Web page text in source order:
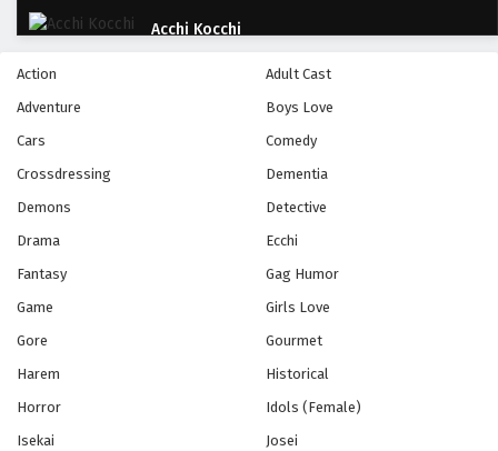
Acchi Kocchi
Eps - October 28, 2024
A.I.C.O. : Incarnation
Eps - October 28, 2024
Action Heroine Cheer Fruits
Eps - October 28, 2024
Action
Adult Cast
Adventure
Boys Love
Cars
Comedy
Crossdressing
Dementia
Demons
Detective
Drama
Ecchi
Fantasy
Gag Humor
Game
Girls Love
Gore
Gourmet
Harem
Historical
Horror
Idols (Female)
Isekai
Josei